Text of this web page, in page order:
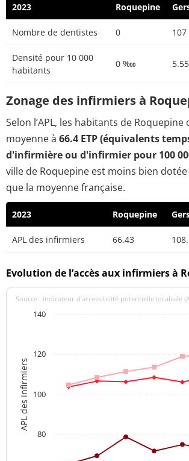
2023 Roquepine
Nombre de dentistes 0 107
Densité pour 10 000
habitants
0 ‱
Zonage des infirmiers à
Selon l’APL, les habitants de Roquepine
moyenne à 66.4 ETP (équivalents
d'infirmière ou d'infirmier pour 100
ville de Roquepine est moins bien
que la moyenne française.
2023 Roquepine
APL des infirmiers 66.43
Evolution de l’accès aux infirmiers à
APL des infirmiers
Source : indicateur d’accessibilité potentielle localisée
80
100
120
140